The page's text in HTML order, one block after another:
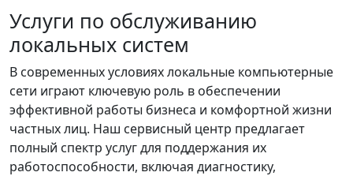
Услуги по обслуживанию
локальных систем
В современных условиях локальные компьютерные
сети играют ключевую роль в обеспечении
эффективной работы бизнеса и комфортной жизни
частных лиц. Наш сервисный центр предлагает
полный спектр услуг для поддержания их
работоспособности, включая диагностику,